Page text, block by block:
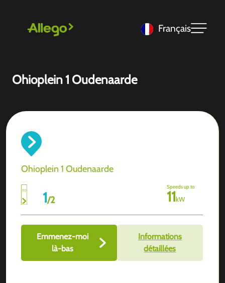
Français
Ohioplein 1 Oudenaarde
Ohioplein 1 Oudenaarde
1/2
Speeds up to
11kW
Emmenez-moi
là-bas
Informations
détaillées